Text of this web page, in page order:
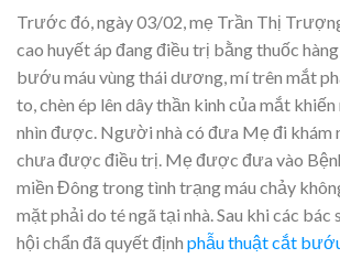
Trước đó, ngày 03/02, mẹ Trần Thị
cao huyết áp đang điều trị bằng thuốc
bướu máu vùng thái dương, mí trên mắt
to, chèn ép lên dây thần kinh của mắt
nhìn được. Người nhà có đưa Mẹ đi khám
chưa được điều trị. Mẹ được đưa vào
miền Đông trong tình trạng máu chảy
mặt phải do té ngã tại nhà. Sau khi các bác
hội chẩn đã quyết định phẫu thuật cắt